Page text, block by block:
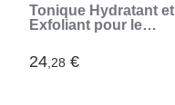
Tonique Hydratant et
Exfoliant pour le
Vibefresh
InnovaGoods 150 ml
24,28 €